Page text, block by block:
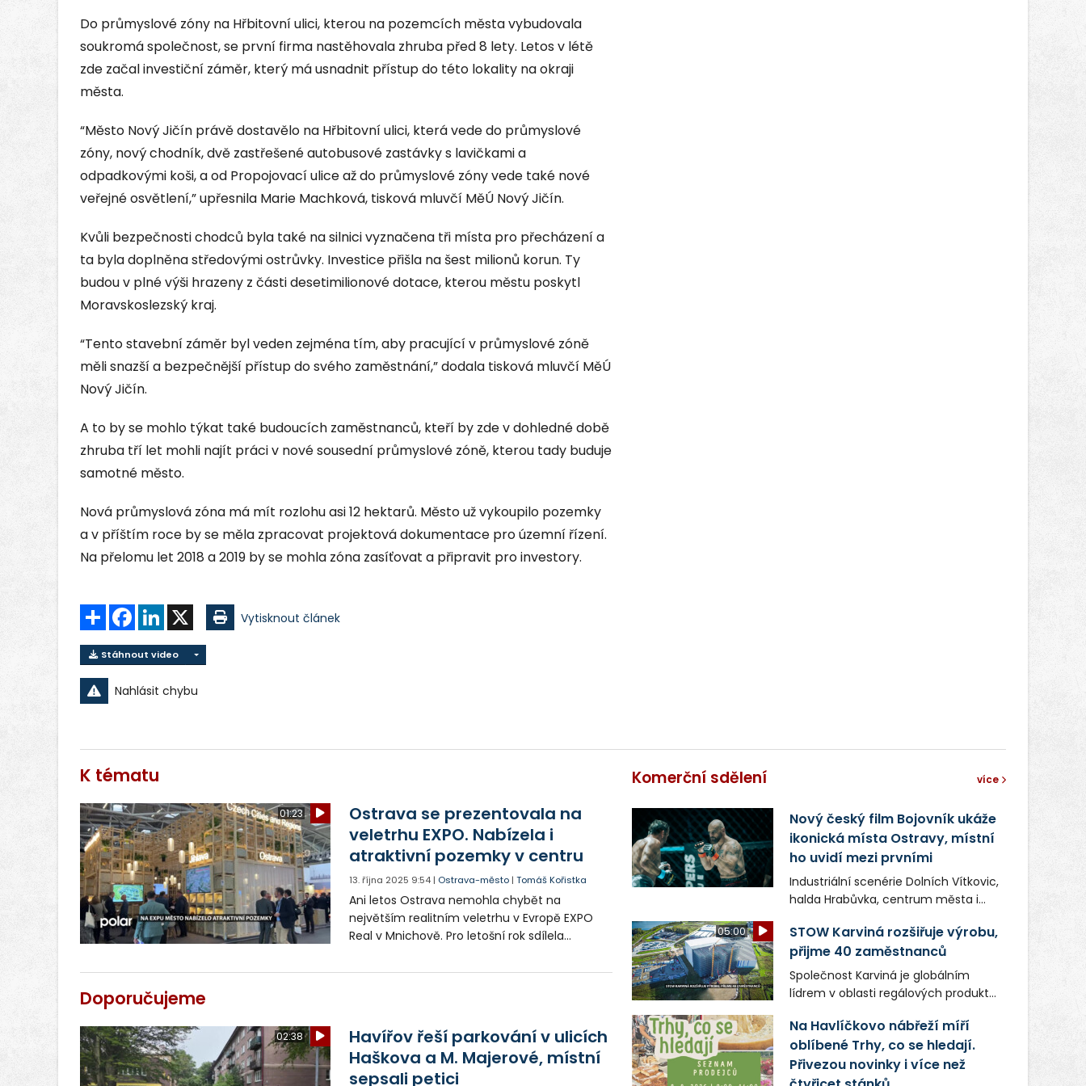
Do průmyslové zóny na Hřbitovní ulici, kterou na pozemcích města vybudovala
soukromá společnost, se první firma nastěhovala zhruba před 8 lety. Letos v létě
zde začal investiční záměr, který má usnadnit přístup do této lokality na okraji
města.
“Město Nový Jičín právě dostavělo na Hřbitovní ulici, která vede do průmyslové
zóny, nový chodník, dvě zastřešené autobusové zastávky s lavičkami a
odpadkovými koši, a od Propojovací ulice až do průmyslové zóny vede také nové
veřejné osvětlení,” upřesnila Marie Machková, tisková mluvčí MěÚ Nový Jičín.
Kvůli bezpečnosti chodců byla také na silnici vyznačena tři místa pro přecházení a
ta byla doplněna středovými ostrůvky. Investice přišla na šest milionů korun. Ty
budou v plné výši hrazeny z části desetimilionové dotace, kterou městu poskytl
Moravskoslezský kraj.
“Tento stavební záměr byl veden zejména tím, aby pracující v průmyslové zóně
měli snazší a bezpečnější přístup do svého zaměstnání,” dodala tisková mluvčí MěÚ
Nový Jičín.
A to by se mohlo týkat také budoucích zaměstnanců, kteří by zde v dohledné době
zhruba tří let mohli najít práci v nové sousední průmyslové zóně, kterou tady buduje
samotné město.
Nová průmyslová zóna má mít rozlohu asi 12 hektarů. Město už vykoupilo pozemky
a v příštím roce by se měla zpracovat projektová dokumentace pro územní řízení.
Na přelomu let 2018 a 2019 by se mohla zóna zasíťovat a připravit pro investory.
Sdílet FacebookLinkedIn Vytisknout článek
Stáhnout video
Nahlásit chybu
K tématu
01:23
Ostrava se prezentovala na
veletrhu EXPO. Nabízela i
atraktivní pozemky v centru
13. října 2025 9:54 | Ostrava-město |Tomáš Kořistka
Ani letos Ostrava nemohla chybět na
největším realitním veletrhu v Evropě EXPO
Real v Mnichově. Pro letošní rok sdílela
Jihlavou. V nabídce měla mimo jiné
Doporučujeme
02:38
Havířov řeší parkování v ulicích
Haškova a M. Majerové, místní
sepsali petici
Komerční sdělení více
Nový český film Bojovník ukáže
ikonická místa Ostravy, místní
ho uvidí mezi prvními
Industriální scenérie Dolních Vítkovic,
halda Hrabůvka, centrum města i
v novém filmu Bojovník, který vstoupí
do kin už 13. srpna. Režiséři Vojtěch
Frič a Tomáš Dianiška si
moravskoslezskou metropoli
nevybrali náhodou – její syrová
atmosféra se stala přirozenou
součástí příběhu bývalého
boxerského šampiona Hoffa (Milan
Ondrík), jenž se po letech vrací do
05:00
STOW Karviná rozšiřuje výrobu,
přijme 40 zaměstnanců
Společnost Karviná je globálním
lídrem v oblasti regálových produktů
zaměstnavatelem na Karvinsku a
firmou s obrovským potenciálem.
Na Havlíčkovo nábřeží míří
oblíbené Trhy, co se hledají.
Přivezou novinky i více než